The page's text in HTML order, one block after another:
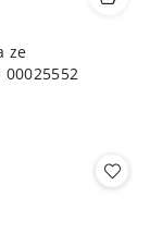
ze
00025552